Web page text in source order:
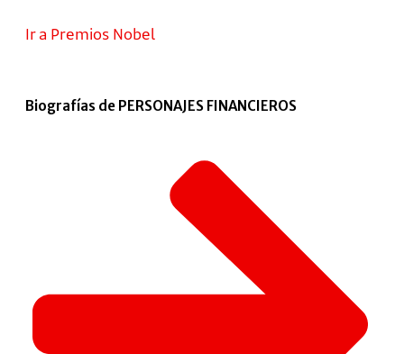
Ir a Premios Nobel
Biografías de PERSONAJES FINANCIEROS